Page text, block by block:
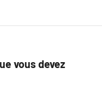
vous devez